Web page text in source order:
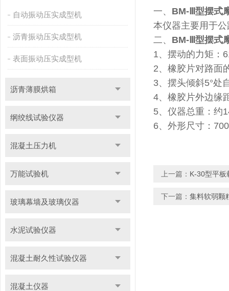
自动振动压实成型机
沥青振动压实成型机
表面振动压实成型机
沥青薄膜烘箱
纲绞线试验仪器
混凝土压力机
万能试验机
玻璃幕墙及玻璃仪器
水泥试验仪器
混凝土耐久性试验仪器
混凝土仪器
一、 BM-Ⅲ型摆式
本仪器主要用于
二、 BM-Ⅲ型摆式
1、摆动的力矩：
2、橡胶片对路面
3、摆头倾斜5°处
4、橡胶片外边缘
5、仪器总重：约
6、外形尺寸：
上一篇： K-30型平板
下一篇： 集料软弱颗